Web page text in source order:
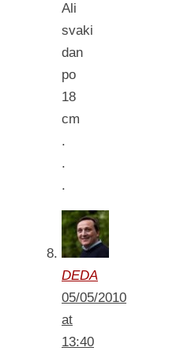
Ali
svaki
dan
po
18
cm
.
.
.
DEDA
05/05/2010
at
13:40